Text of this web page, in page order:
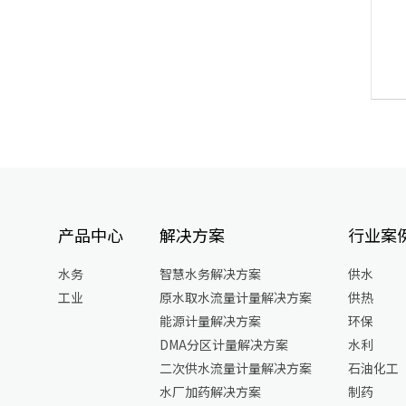
产品中心
水务
工业
解决方案
智慧水务解决方案
原水取水流量计量解决方案
能源计量解决方案
DMA分区计量解决方案
二次供水流量计量解决方案
水厂加药解决方案
行业案
供水
供热
环保
水利
石油化工
制药